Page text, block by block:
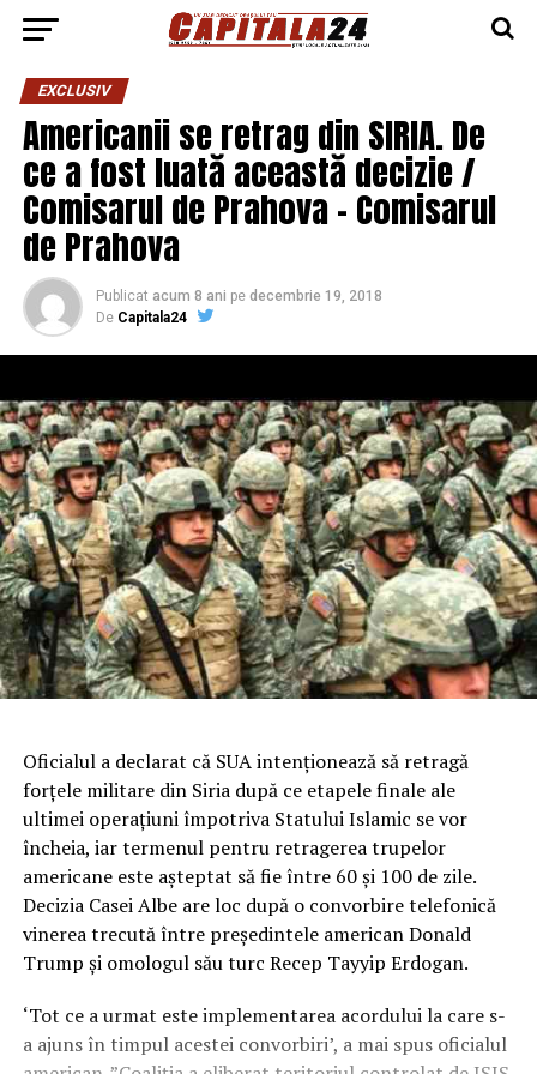
EXCLUSIV
Americanii se retrag din SIRIA. De
ce a fost luată această decizie /
Comisarul de Prahova – Comisarul
de Prahova
Publicat acum 8 ani pe decembrie 19, 2018
De Capitala24
Oficialul a declarat că SUA intenţionează să retragă
forţele militare din Siria după ce etapele finale ale
ultimei operaţiuni împotriva Statului Islamic se vor
încheia, iar termenul pentru retragerea trupelor
americane este aşteptat să fie între 60 şi 100 de zile.
Decizia Casei Albe are loc după o convorbire telefonică
vinerea trecută între preşedintele american Donald
Trump şi omologul său turc Recep Tayyip Erdogan.
‘Tot ce a urmat este implementarea acordului la care s-
a ajuns în timpul acestei convorbiri’, a mai spus oficialul